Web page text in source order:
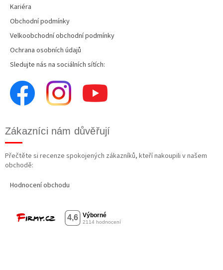
Kariéra
Obchodní podmínky
Velkoobchodní obchodní podmínky
Ochrana osobních údajů
Sledujte nás na sociálních sítích:
Zákazníci nám důvěřují
Přečtěte si recenze spokojených zákazníků, kteří nakoupili v našem
obchodě:
Hodnocení obchodu